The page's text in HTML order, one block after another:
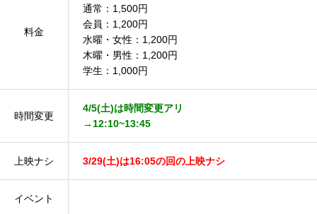
料金
通常：1,500円
会員：1,200円
水曜・女性：1,200円
木曜・男性：1,200円
学生：1,000円
時間変更
4/5(土)は時間変更アリ
→12:10~13:45
上映ナシ 3/29(土)は16:05の回の上映ナシ
イベント